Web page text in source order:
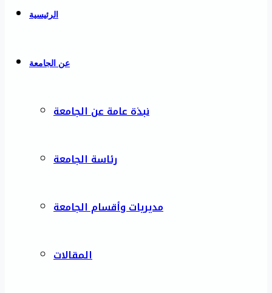
الرئيسية
عن الجامعة
نبذة عامة عن الجامعة
رئاسة الجامعة
مديريات وأقسام الجامعة
المقالات